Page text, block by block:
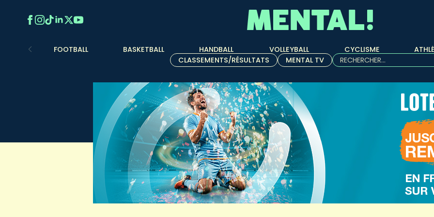
FOOTBALL BASKETBALL HANDBALL VOLLEYBALL CYCLISME
CLASSEMENTS/RÉSULTATS
MENTAL TV
Rechercher :